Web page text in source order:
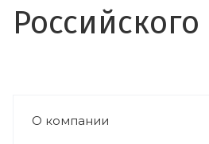
О компании